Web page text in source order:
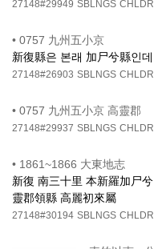
27148#29949 SBLNGS
• 0757 九州五小京
新復縣은 본래 加尸兮縣인
27148#26903 SBLNGS
• 0757 九州五小京 高靈郡
27148#29937 SBLNGS
• 1861~1866 大東地志
新復 南三十里 本新羅加尸
靈郡領縣 高麗初來屬
27148#30194 SBLNGS